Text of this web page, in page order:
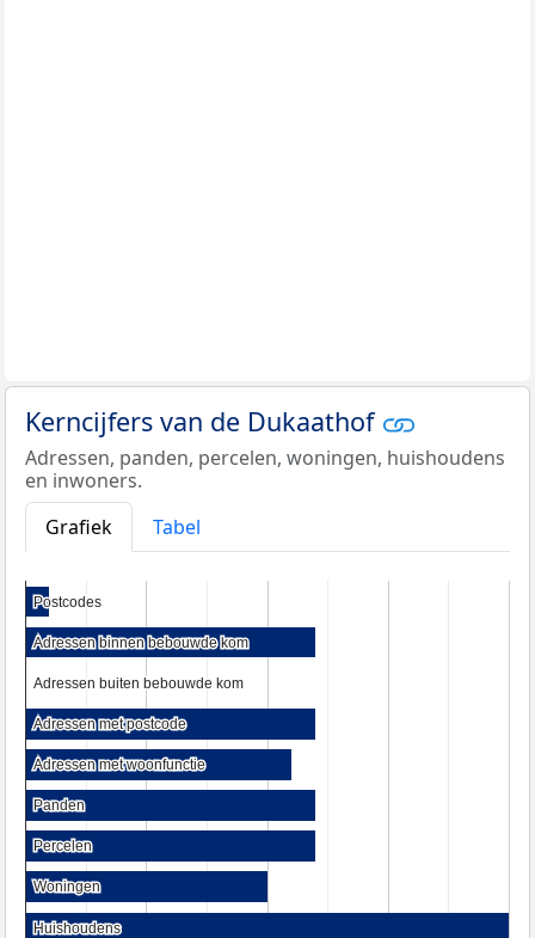
Kerncijfers van de Dukaathof
Adressen, panden, percelen, woningen, huishoudens
en inwoners.
Grafiek
Tabel
Postcodes
Postcodes
Adressen binnen bebouwde kom
Adressen binnen bebouwde kom
Adressen buiten bebouwde kom
Adressen buiten bebouwde kom
Adressen met postcode
Adressen met postcode
Adressen met woonfunctie
Adressen met woonfunctie
Panden
Panden
Percelen
Percelen
Woningen
Woningen
Huishoudens
Huishoudens